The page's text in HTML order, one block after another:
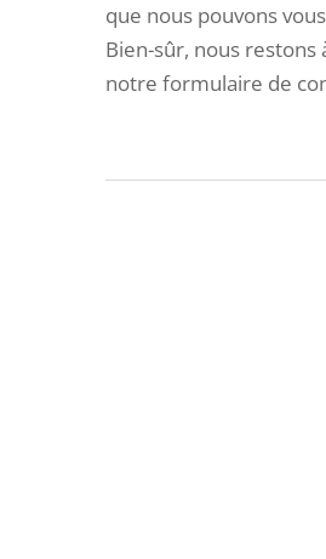
que nous pouvons
Bien-sûr, nous
notre formulaire de